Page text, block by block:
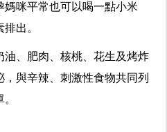
媽咪平常也可以喝一點小米
出。
、肥肉、核桃、花生及烤炸
與辛辣、刺激性食物共同列